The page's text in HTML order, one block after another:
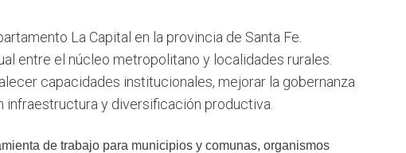
La Capital en la provincia de Santa Fe.
entre el núcleo metropolitano y localidades rurales.
capacidades institucionales, mejorar la gobernanza
y diversificación productiva.
de trabajo para municipios y comunas, organismos